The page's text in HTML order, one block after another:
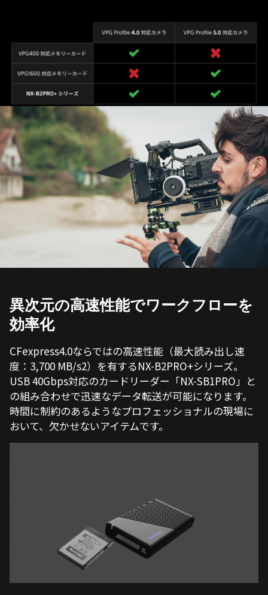
異次元の高速性能でワークフローを
効率化
CFexpress4.0ならではの高速性能（最大読み出し速
度：3,700 MB/s2）を有するNX-B2PRO+シリーズ。
USB 40Gbps対応のカードリーダー「NX-SB1PRO」と
の組み合わせで迅速なデータ転送が可能になります。
時間に制約のあるようなプロフェッショナルの現場に
おいて、欠かせないアイテムです。